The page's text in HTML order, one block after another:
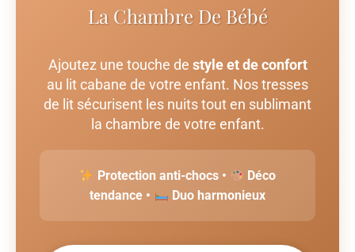
La Chambre De Bébé
Ajoutez une touche de style et de confort
au lit cabane de votre enfant. Nos tresses
de lit sécurisent les nuits tout en sublimant
la chambre de votre enfant.
Protection anti-chocs •
Déco
tendance •
Duo harmonieux